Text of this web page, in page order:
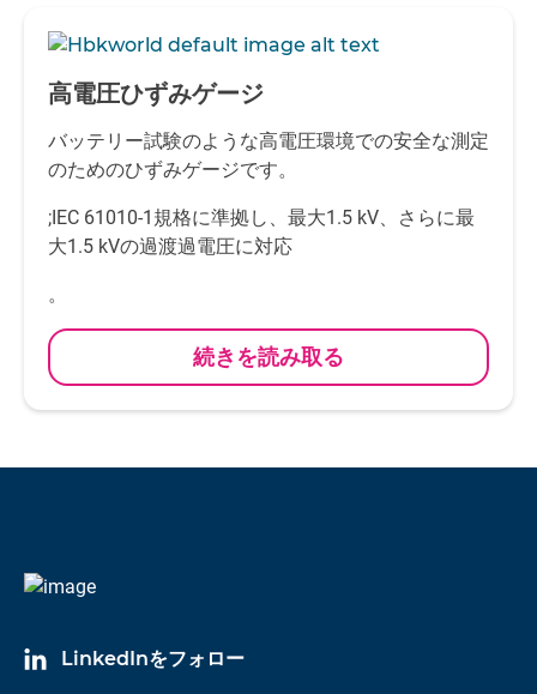
-
高電圧ひずみゲージ
バッテリー試験のような高電圧環境での安全な測定
のためのひずみゲージです。
;IEC 61010-1規格に準拠し、最大1.5 kV、さらに最
大1.5 kVの過渡過電圧に対応
。
続きを読み取る
LinkedInをフォロー